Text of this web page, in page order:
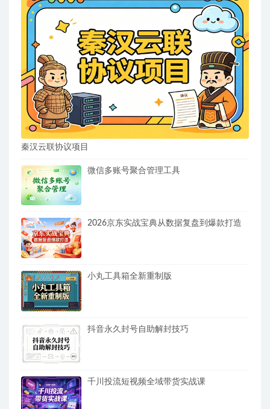
秦汉云联协议项目
微信多账号聚合管理工具
2026京东实战宝典从数据复盘到爆款打造
小丸工具箱全新重制版
抖音永久封号自助解封技巧
千川投流短视频全域带货实战课